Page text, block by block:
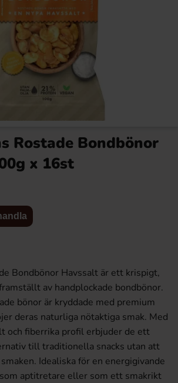
handla
x 10st
Rostade Bondbönor
x 16st
Bondbönor Havssalt är ett krispigt,
av handplockade bondbönor.
bönor är kryddade med premium
deras naturliga nötaktiga smak. Med
och fiberrika profil erbjuder de ett
till traditionella snacks utan att
Idealiska för en energigivande
aptitretare eller som ett smakrikt